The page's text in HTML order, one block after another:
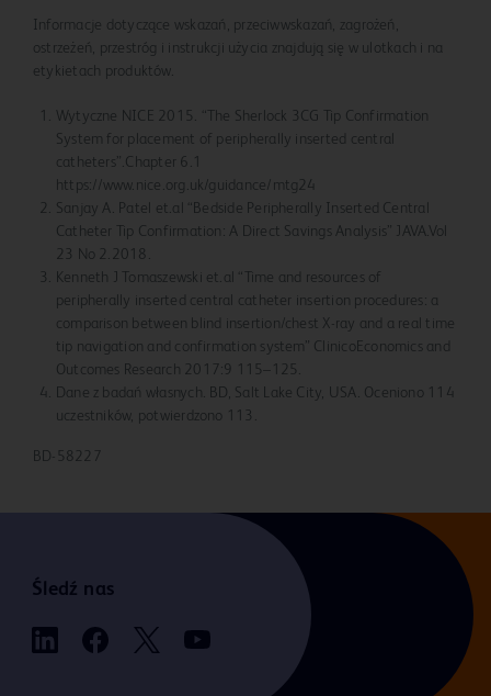
Informacje dotyczące wskazań, przeciwwskazań, zagrożeń,
ostrzeżeń, przestróg i instrukcji użycia znajdują się w ulotkach i na
etykietach produktów.
Wytyczne NICE 2015. “The Sherlock 3CG Tip Confirmation
System for placement of peripherally inserted central
catheters”.Chapter 6.1
https://www.nice.org.uk/guidance/mtg24
Sanjay A. Patel et.al “Bedside Peripherally Inserted Central
Catheter Tip Confirmation: A Direct Savings Analysis” JAVA.Vol
23 No 2.2018.
Kenneth J Tomaszewski et.al “Time and resources of
peripherally inserted central catheter insertion procedures: a
comparison between blind insertion/chest X-ray and a real time
tip navigation and confirmation system” ClinicoEconomics and
Outcomes Research 2017:9 115–125.
Dane z badań własnych. BD, Salt Lake City, USA. Oceniono 114
uczestników, potwierdzono 113.
BD-58227
Śledź nas